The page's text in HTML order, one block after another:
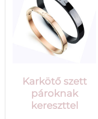
Karkötő szett
pároknak
kereszttel